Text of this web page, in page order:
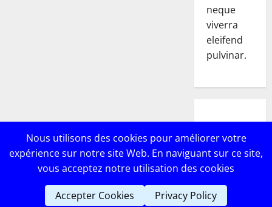
neque
viverra
eleifend
pulvinar.
POSTS
Copyright © Lebricomag| MoreNews par AF themes
Nous utilisons des cookies pour améliorer votre
expérience sur notre site Web. En naviguant sur ce site,
vous acceptez notre utilisation des cookies
Accepter Cookies Privacy Policy